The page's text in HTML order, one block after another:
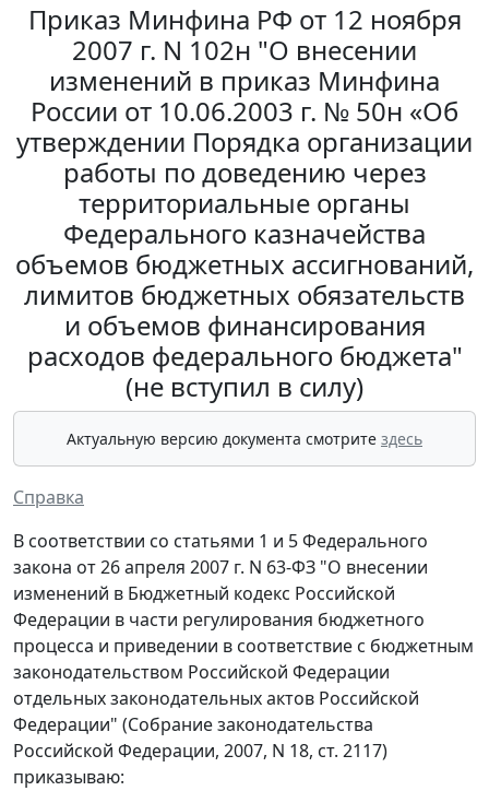
Приказ Минфина РФ от 12 ноября
2007 г. N 102н "О внесении
изменений в приказ Минфина
России от 10.06.2003 г. № 50н «Об
утверждении Порядка организации
работы по доведению через
территориальные органы
Федерального казначейства
объемов бюджетных ассигнований,
лимитов бюджетных обязательств
и объемов финансирования
расходов федерального бюджета"
(не вступил в силу)
Актуальную версию документа смотрите здесь
Справка
В соответствии со статьями 1 и 5 Федерального
закона от 26 апреля 2007 г. N 63-ФЗ "О внесении
изменений в Бюджетный кодекс Российской
Федерации в части регулирования бюджетного
процесса и приведении в соответствие с бюджетным
законодательством Российской Федерации
отдельных законодательных актов Российской
Федерации" (Собрание законодательства
Российской Федерации, 2007, N 18, ст. 2117)
приказываю: